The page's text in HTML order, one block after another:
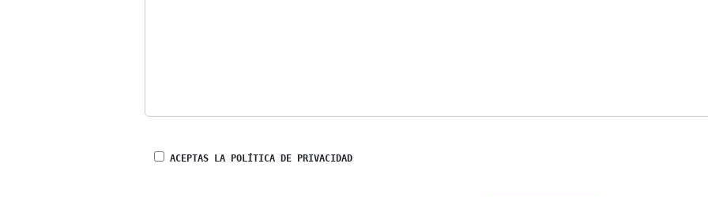
ACEPTAS LA POLÍTICA DE PRIVACIDAD